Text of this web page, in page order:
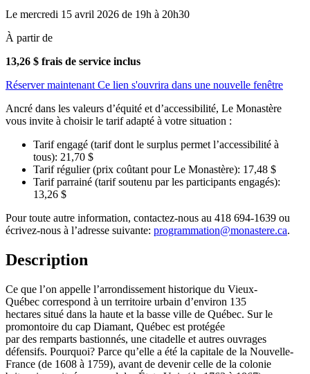
Le mercredi 15 avril 2026 de 19h à 20h30
À partir de
13,26 $ frais de service inclus
Réserver maintenant Ce lien s'ouvrira dans une nouvelle fenêtre
Ancré dans les valeurs d’équité et d’accessibilité, Le Monastère
vous invite à choisir le tarif adapté à votre situation :
Tarif engagé (tarif dont le surplus permet l’accessibilité à
tous): 21,70 $
Tarif régulier (prix coûtant pour Le Monastère): 17,48 $
Tarif parrainé (tarif soutenu par les participants engagés):
13,26 $
Pour toute autre information, contactez-nous au 418 694-1639 ou
écrivez-nous à l’adresse suivante: programmation@monastere.ca.
Description
Ce que l’on appelle l’arrondissement historique du Vieux-
Québec correspond à un territoire urbain d’environ 135
hectares situé dans la haute et la basse ville de Québec. Sur le
promontoire du cap Diamant, Québec est protégée
par des remparts bastionnés, une citadelle et autres ouvrages
défensifs. Pourquoi? Parce qu’elle a été la capitale de la Nouvelle-
France (de 1608 à 1759), avant de devenir celle de la colonie